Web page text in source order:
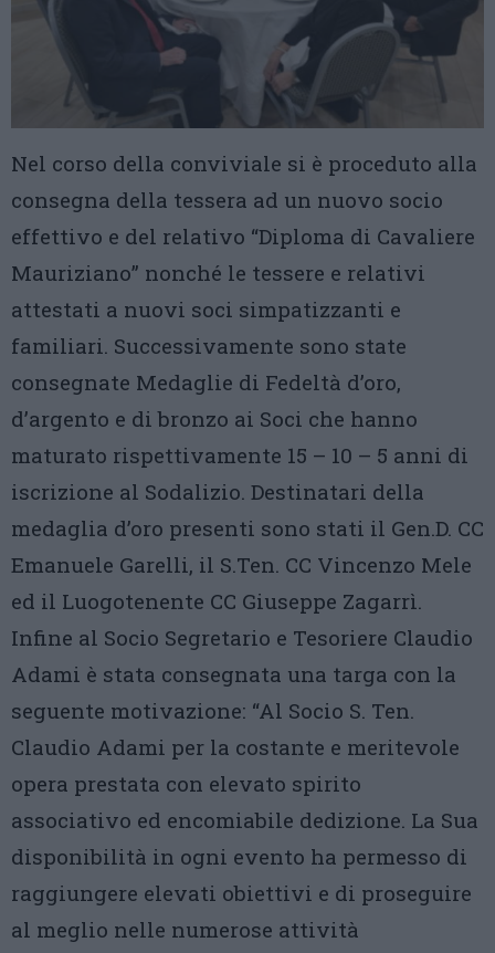
Nel corso della conviviale si è proceduto alla
consegna della tessera ad un nuovo socio
effettivo e del relativo “Diploma di Cavaliere
Mauriziano” nonché le tessere e relativi
attestati a nuovi soci simpatizzanti e
familiari. Successivamente sono state
consegnate Medaglie di Fedeltà d’oro,
d’argento e di bronzo ai Soci che hanno
maturato rispettivamente 15 – 10 – 5 anni di
iscrizione al Sodalizio. Destinatari della
medaglia d’oro presenti sono stati il Gen.D. CC
Emanuele Garelli, il S.Ten. CC Vincenzo Mele
ed il Luogotenente CC Giuseppe Zagarrì.
Infine al Socio Segretario e Tesoriere Claudio
Adami è stata consegnata una targa con la
seguente motivazione: “Al Socio S. Ten.
Claudio Adami per la costante e meritevole
opera prestata con elevato spirito
associativo ed encomiabile dedizione. La Sua
disponibilità in ogni evento ha permesso di
raggiungere elevati obiettivi e di proseguire
al meglio nelle numerose attività